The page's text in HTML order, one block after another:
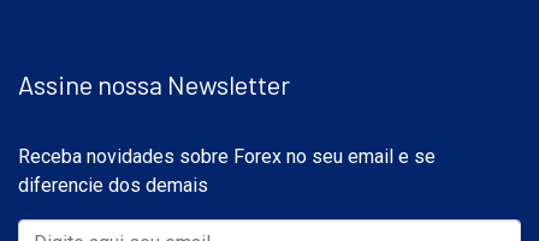
Assine nossa Newsletter
Receba novidades sobre Forex no seu email e se
diferencie dos demais